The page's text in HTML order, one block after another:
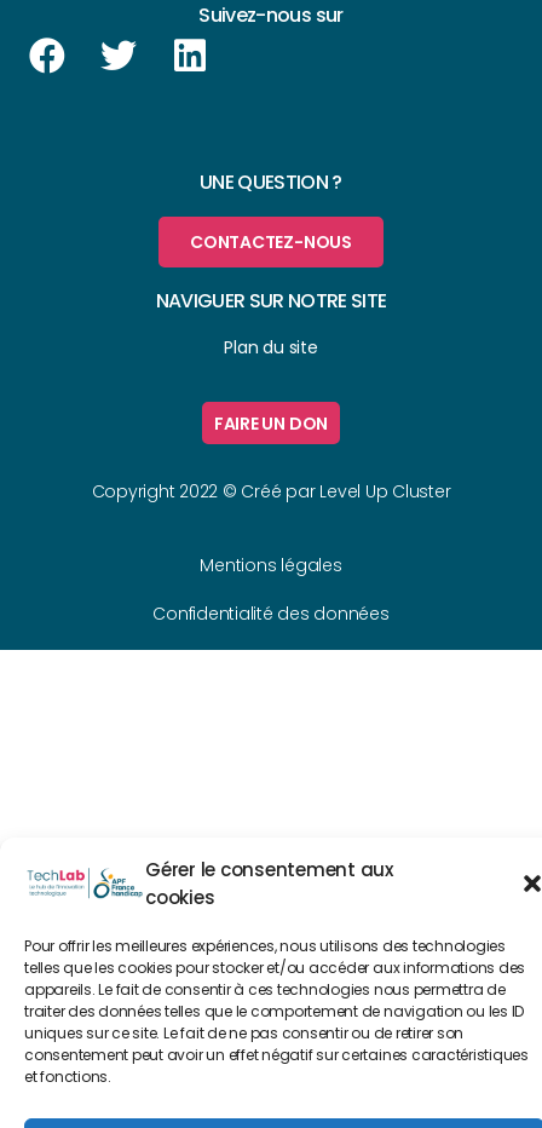
Gérer le consentement aux
cookies
Pour offrir les meilleures expériences, nous utilisons des technologies
telles que les cookies pour stocker et/ou accéder aux informations des
appareils. Le fait de consentir à ces technologies nous permettra de
traiter des données telles que le comportement de navigation ou les ID
uniques sur ce site. Le fait de ne pas consentir ou de retirer son
consentement peut avoir un effet négatif sur certaines caractéristiques
et fonctions.
Suivez-nous sur
UNE QUESTION ?
CONTACTEZ-NOUS
NAVIGUER SUR NOTRE SITE
Plan du site
FAIRE UN DON
Copyright 2022 © Créé par Level Up Cluster
Mentions légales
Confidentialité des données